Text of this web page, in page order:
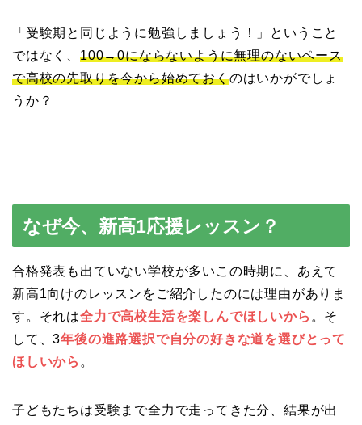
「受験期と同じように勉強しましょう！」ということ
ではなく、 100→0にならないように無理のないペース
で高校の先取りを今から始めておくのはいかがでしょ
うか？
なぜ今、新高1応援レッスン？
合格発表も出ていない学校が多いこの時期に、あえて
新高1向けのレッスンをご紹介したのには理由がありま
す。それは全力で高校生活を楽しんでほしいから 。そ
して、3年後の進路選択で自分の好きな道を選びとって
ほしいから 。
子どもたちは受験まで全力で走ってきた分、結果が出